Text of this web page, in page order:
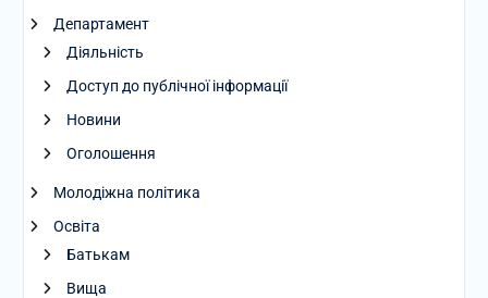
Департамент
Діяльність
Доступ до публічної інформації
Новини
Оголошення
Молодіжна політика
Освіта
Батькам
Вища